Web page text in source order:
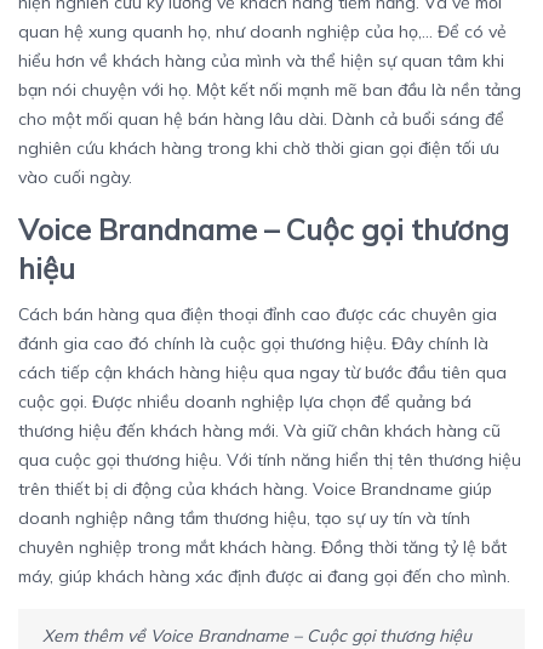
quan hệ xung quanh họ, như doanh nghiệp của họ,… Để có vẻ
hiểu hơn về khách hàng của mình và thể hiện sự quan tâm khi
bạn nói chuyện với họ. Một kết nối mạnh mẽ ban đầu là nền tảng
cho một mối quan hệ bán hàng lâu dài. Dành cả buổi sáng để
nghiên cứu khách hàng trong khi chờ thời gian gọi điện tối ưu
vào cuối ngày.
Voice Brandname – Cuộc gọi thương
hiệu
Cách bán hàng qua điện thoại đỉnh cao được các chuyên gia
đánh gia cao đó chính là cuộc gọi thương hiệu. Đây chính là
cách tiếp cận khách hàng hiệu qua ngay từ bước đầu tiên qua
cuộc gọi. Được nhiều doanh nghiệp lựa chọn để quảng bá
thương hiệu đến khách hàng mới. Và giữ chân khách hàng cũ
qua cuộc gọi thương hiệu. Với tính năng hiển thị tên thương hiệu
trên thiết bị di động của khách hàng. Voice Brandname giúp
doanh nghiệp nâng tầm thương hiệu, tạo sự uy tín và tính
chuyên nghiệp trong mắt khách hàng. Đồng thời tăng tỷ lệ bắt
máy, giúp khách hàng xác định được ai đang gọi đến cho mình.
Xem thêm về Voice Brandname – Cuộc gọi thương hiệu